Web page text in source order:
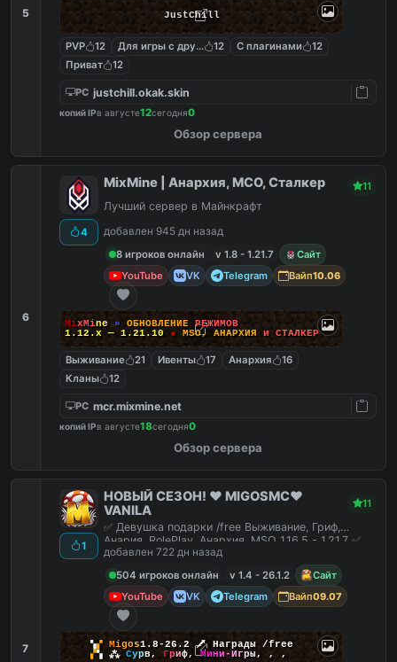
5 JustChill
PVP 12 Для игры с другом12 С плагинами
12
Приват
12
PC justchill.okak.skin
копий IPв августе12сегодня0
Обзор сервера
6
4
MixMine | Анархия, МСО, Сталкер 11
Лучший сервер в Майнкрафт
добавлен 945 дн назад
8 игроков онлайн
v 1.8 - 1.21.7
Сайт
YouTube
VK Telegram Вайп10.06
MixMine » ОБНОВЛЕНИЕ РЕЖИМОВ
1.12.x — 1.21.10
● MSO, АНАРХИЯ и СТАЛКЕР
Выживание 21 Ивенты 17 Анархия
16
Кланы
12
PC mcr.mixmine.net
копий IPв августе18сегодня0
Обзор сервера
7
1
НОВЫЙ СЕЗОН! ❤️ MIGOSMC❤️
VANILA
11
✅ Девушка подарки /free Выживание, Гриф,
Анария, RolePlay, Анархия, MSO 1.16.5 - 1.21.7 ✅
добавлен 722 дн назад
504 игроков онлайн
v 1.4 - 26.1.2
Сайт
YouTube
VK Telegram Вайп09.07
▚▞ Migos1.8-26.2🗡 Награды /free
▞▚ ⁂ Сурв, Гриф,Мини-Игры, , ,